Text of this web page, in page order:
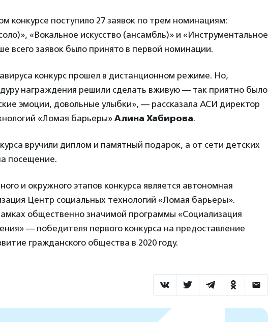
конкурсе поступило 27 заявок по трем номинациям:
«Вокальное искусство (ансамбль)» и «Инструментальное
всего заявок было принято в первой номинации.
конкурс прошел в дистанционном режиме. Но,
награждения решили сделать вживую — так приятно было
эмоции, довольные улыбки», — рассказала АСИ директор
«Ломая барьеры»Алина Хабирова.
вручили диплом и памятный подарок, а от сети детских
посещение.
и окружного этапов конкурса является автономная
Центр социальных технологий «Ломая барьеры».
общественно значимой программы «Социализация
— победителя первого конкурса на предоставление
гражданского общества в 2020 году.